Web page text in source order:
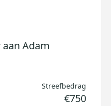
Adam
Streefbedrag
€750